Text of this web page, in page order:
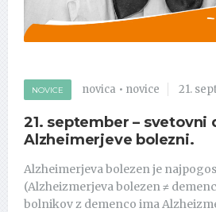
NOVICE novica • novice 21.
21. september – svetovni
Alzheimerjeve bolezni.
Alzheimerjeva bolezen je
(Alzheizmerjeva bolezen ≠
bolnikov z demenco ima